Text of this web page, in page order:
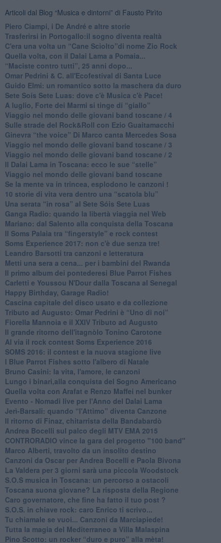
Articoli dal Blog “Musica e dintorni” di Fausto Pirìto
​Piero Ciampi, i De André e altre storie
​Trasferirsi in Portogallo:il sogno diventa realtà
​C'era una volta un “Cane Sciolto”di nome Zio Rock
Quella volta, con il Dalai Lama a Pomaia...
​“Maciste contro tutti”, 25 anni dopo...
​Omar Pedrini & C. all'Ecofestival di Santa Luce
Guido Elmi: un romantico sotto la maschera da duro
Sete Soís Sete Luas: dove c'è Musica c'è Pace!
​A luglio, Forte dei Marmi si tinge di “giallo”
Viaggio nel mondo delle giovani band toscane / 4
Sulle strade del Rock&Roll con Ezio Guaitamacchi
​Ginevra “the voice” Di Marco canta Mercedes Sosa
Viaggio nel mondo delle giovani band toscane / 3
​Viaggio nel mondo delle giovani band toscane / 2
Il Dalai Lama in Toscana: ecco le sue “stelle”
Viaggio nel mondo delle giovani band toscane
Se la mente va in trincea, esplodono le canzoni !
​10 storie di vita vera dentro una “scatola blu”
​Una serata “in rosa” al Sete Sóis Sete Luas
Ganga Radio: quando la libertà viaggia nel Web
Mariano: dal Salento alla conquista della Toscana
​Il Soms Palaia tra “fingerstyle” e rock contest
Soms Experience 2017: non c'è due senza tre!
​Leandro Barsotti tra canzoni e letteratura
​Metti una sera a cena... per i bambini del Rwanda
​Il primo album dei pontederesi Blue Parrot Fishes
Carletti e Youssou N'Dour dalla Toscana al Senegal
Happy Birthday, Garage Radio!
​Cascina capitale del disco usato e da collezione
Tributo ad Augusto: Omar Pedrini è “Uno di noi”
​Fiorella Mannoia e il XXIV Tributo ad Augusto
Il grande ritorno dell'itagnòlo Tonino Carotone
​Al via il rock contest Soms Experience 2016
​SOMS 2016: il contest e la nuova stagione live
I Blue Parrot Fishes sotto l'albero di Natale
Bruno Casini: la vita, l'amore, le canzoni
​Lungo i binari,alla conquista del Sogno Americano
​Quella volta con Arafat e Renzo Maffei nel bunker
​Evento - Nomadi live per l'Anno del Dalai Lama
Jerì-Barsali: quando “l'Attimo” diventa Canzone
Il ritorno di Finaz, chitarrista della Bandabardò
Andrea Bocelli sul palco degli MTV EMA 2015
CONTRORADIO vince la gara del progetto "100 band"
Marco Alberti, travolto da un insolito destino
Canzoni da Oscar per Andrea Bocelli e Paola Bivona
La Valdera per 3 giorni sarà una piccola Woodstock
S.O.S musica in Toscana: un percorso a ostacoli
​Toscana suona giovane? La risposta della Regione
Caro governatore, che fine ha fatto il tuo post ?
S.O.S. in chiave rock: caro Enrico ti scrivo...
Tu chiamale se vuoi... Canzoni da Marciapiede!
​Tutta la magia del Mediterraneo a Villa Malaspina
​Pino Scotto: un rocker “duro e puro” alla mèta!